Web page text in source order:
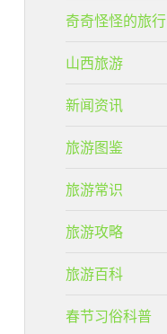
奇奇怪怪的旅行
山西旅游
新闻资讯
旅游图鉴
旅游常识
旅游攻略
旅游百科
春节习俗科普